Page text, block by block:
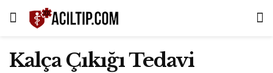
Kalça Çıkığı Tedavi